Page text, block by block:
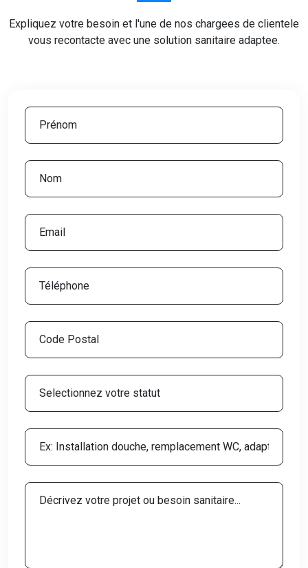
Expliquez votre besoin et l'une de nos chargees de clientele
vous recontacte avec une solution sanitaire adaptee.